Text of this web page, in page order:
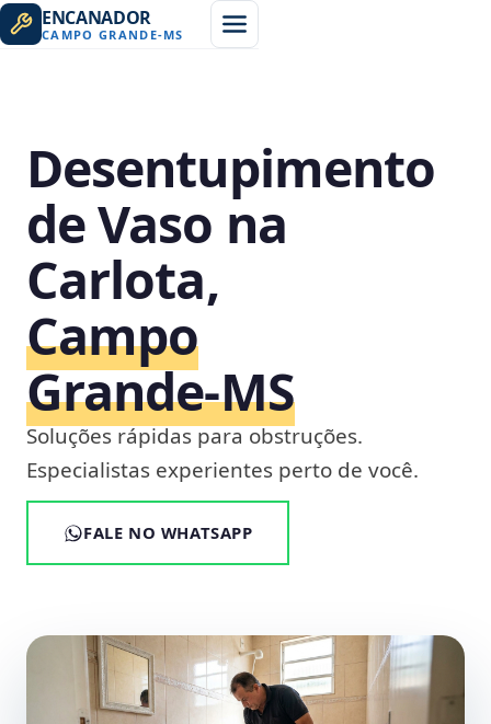
ENCANADOR
CAMPO GRANDE-MS
Desentupimento
de Vaso na
Carlota,
Campo
Grande‑MS
Soluções rápidas para obstruções.
Especialistas experientes perto de você.
FALE NO WHATSAPP